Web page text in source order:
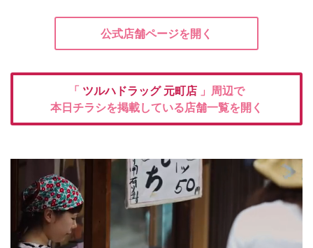
公式店舗ページを開く
「 ツルハドラッグ 元町店 」周辺で
本日チラシを掲載している店舗一覧を開く